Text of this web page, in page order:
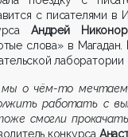
с писателями в
Андрей
слова» в Магадан.
мы о чём-то
работать с
смогли
конкурса